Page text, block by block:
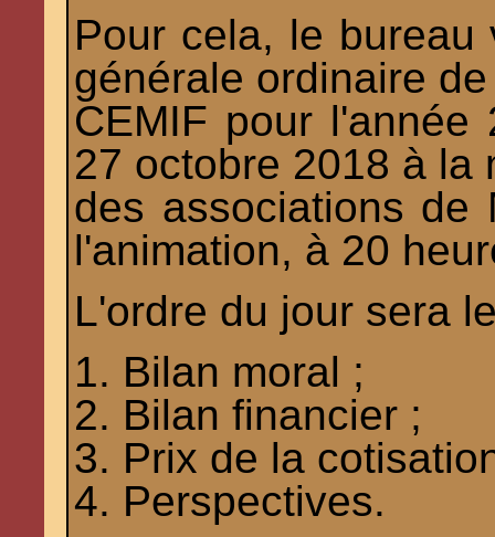
Pour cela, le
générale ordinaire
CEMIF pour
27 octobre 2018 à la
des associations de
l'animation, à 20
L'ordre du jour sera
1. Bilan moral ;
2. Bilan financier ;
3. Prix de la
4. Perspectives.